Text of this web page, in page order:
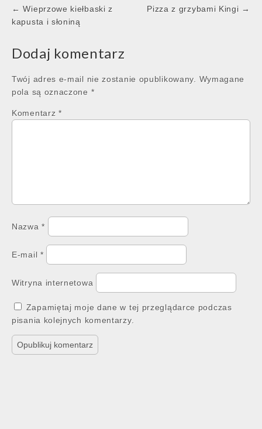
Post
navigation
← Wieprzowe kiełbaski z
kapusta i słoniną
Pizza z grzybami Kingi →
Dodaj komentarz
Twój adres e-mail nie zostanie opublikowany.
Wymagane
pola są oznaczone *
Komentarz *
Nazwa*
E-mail *
Witryna internetowa
Zapamiętaj moje dane w tej przeglądarce podczas
pisania kolejnych komentarzy.